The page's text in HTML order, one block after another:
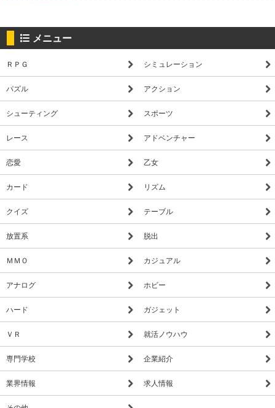
メニュー
ＲＰＧ シミュレーション
パズル アクション
シューティング スポーツ
レース アドベンチャー
恋愛 乙女
カード リズム
クイズ テーブル
放置系 脱出
ＭＭＯ カジュアル
アナログ ホビー
ハード ガジェット
ＶＲ 就活ノウハウ
専門学校 企業紹介
業界情報 求人情報